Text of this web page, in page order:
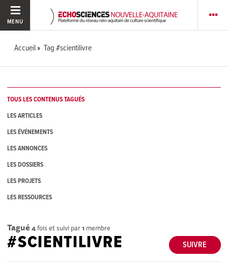
MENU
Accueil Tag #scientilivre
TOUS LES CONTENUS TAGUÉS
LES ARTICLES
LES ÉVÉNEMENTS
LES ANNONCES
LES DOSSIERS
LES PROJETS
LES RESSOURCES
Tagué 4fois et suivi par1 membre
SUIVRE
#SCIENTILIVRE